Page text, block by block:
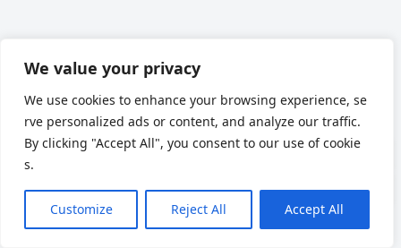
We value your privacy
We use cookies to enhance your browsing experience, se
rve personalized ads or content, and analyze our traffic.
By clicking "Accept All", you consent to our use of cookie
s.
Customize Reject All Accept All